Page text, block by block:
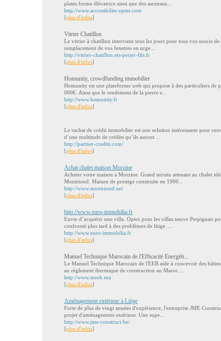
plates forme élévatrice ainsi que des ascenseu...
http://www.accessibilite-epmr.com
[plus d'infos]
Vitrier Chatillon
Le vitrier à chatillon intervient tous les jours pour tous vos soucis
remplacement de vos fenetres en urge...
http://vitrier-chatillon.ets-perier-fils.fr
[plus d'infos]
Homunity, crowdfunding immobilier
Homunity est une plateforme web qui propose à des particuliers
000€. Ainsi que le rendement de la pierre e...
http://www.homunity.fr
[plus d'infos]
Le rachat de crédit immobilier est une solution intéressante pour
d’une multitude de crédits qu’ils auront ...
http://partner-credits.com/
[plus d'infos]
Achat chalet maison Morzine
Acheter votre maison a Morzine. Grand terrain attenant au chalet
Montriond. Maison de prestige construite en 1900...
http://www.montriond.net
[plus d'infos]
http://www.euro-immobilia.fr
Envie d’acquérir une villa. Optez pour les villas neuve Perpignan
confronté plus tard à des problèmes de litige. ...
http://www.euro-immobilia.fr
[plus d'infos]
Manuel Technique Marocain de l'Efficacité Energéti...
Le Manuel Technique Marocain de l'EEB aide à concevoir des
au règlement thermique de construction au Maroc....
http://www.meeb.ma
[plus d'infos]
Aménagement extérieur à Liège
Forte de plus de vingt années d'expérience, l'entreprise JME
projet d'aménagement extérieur. Une supe...
http://www.jme-construct.be/
[plus d'infos]